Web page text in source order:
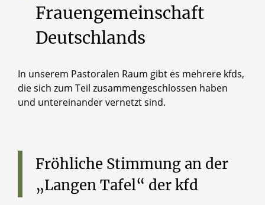
Frauengemeinschaft
Deutschlands
In unserem Pastoralen Raum gibt es mehrere kfds,
die sich zum Teil zusammengeschlossen haben
und untereinander vernetzt sind.
Fröhliche Stimmung an der
„LangenTafel“ derkfd